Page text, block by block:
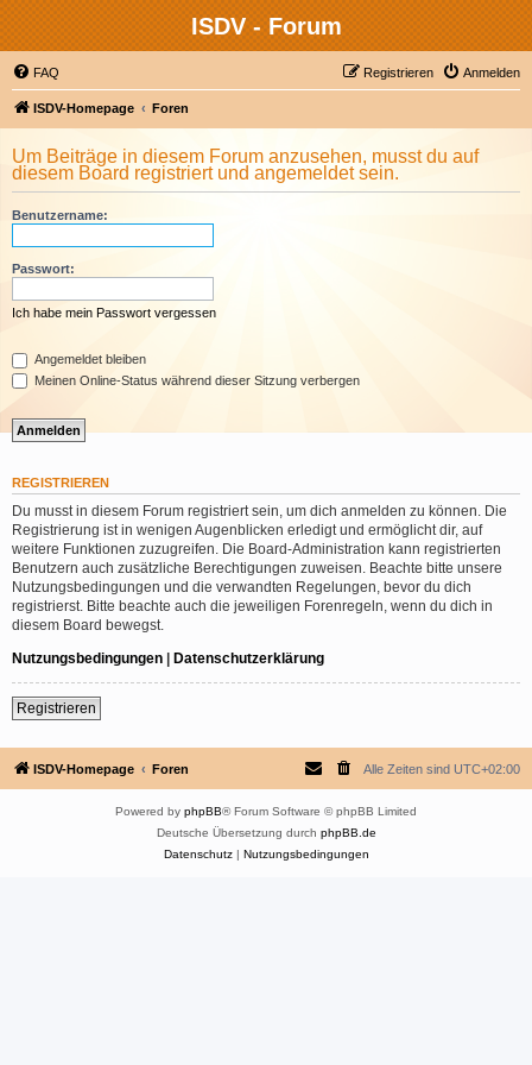
ISDV - Forum
FAQ Anmelden
Registrieren
ISDV-Homepage Foren
Um Beiträge in diesem Forum anzusehen, musst du auf
diesem Board registriert und angemeldet sein.
Benutzername:
Passwort:
Ich habe mein Passwort vergessen
Angemeldet bleiben
Meinen Online-Status während dieser Sitzung verbergen
REGISTRIEREN
Du musst in diesem Forum registriert sein, um dich anmelden zu können. Die
Registrierung ist in wenigen Augenblicken erledigt und ermöglicht dir, auf
weitere Funktionen zuzugreifen. Die Board-Administration kann registrierten
Benutzern auch zusätzliche Berechtigungen zuweisen. Beachte bitte unsere
Nutzungsbedingungen und die verwandten Regelungen, bevor du dich
registrierst. Bitte beachte auch die jeweiligen Forenregeln, wenn du dich in
diesem Board bewegst.
Nutzungsbedingungen | Datenschutzerklärung
Registrieren
ISDV-Homepage Foren Alle Zeiten sind UTC+02:00
Powered by phpBB® Forum Software © phpBB Limited
Deutsche Übersetzung durch phpBB.de
Datenschutz| Nutzungsbedingungen